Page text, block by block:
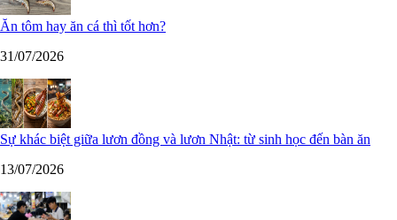
Ăn tôm hay ăn cá thì tốt hơn?
31/07/2026
Sự khác biệt giữa lươn đồng và lươn Nhật: từ sinh học đến bàn ăn
13/07/2026